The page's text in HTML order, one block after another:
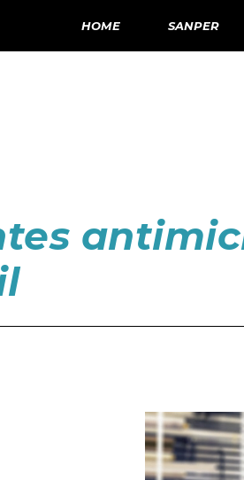
HOME SANPER